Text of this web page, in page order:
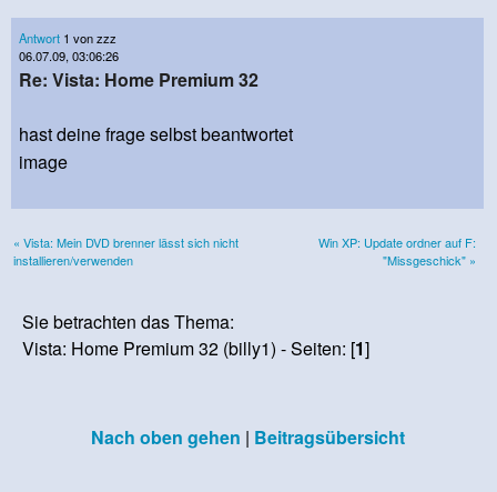
Antwort 1 von zzz
06.07.09, 03:06:26
Re: Vista: Home Premium 32
hast deine frage selbst beantwortet
image
« Vista: Mein DVD brenner lässt sich nicht
installieren/verwenden
Win XP: Update ordner auf F:
"Missgeschick" »
Sie betrachten das Thema:
Vista: Home Premium 32 (billy1) - Seiten: [1]
Nach oben gehen | Beitragsübersicht